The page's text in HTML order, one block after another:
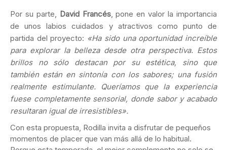
Por su parte, David Francés, pone en valor la importancia
de unos labios cuidados y atractivos como punto de
partida del proyecto: «Ha sido una oportunidad increíble
para explorar la belleza desde otra perspectiva. Estos
brillos no sólo destacan por su estética, sino que
también están en sintonía con los sabores; una fusión
realmente estimulante. Queríamos que la experiencia
fuese completamente sensorial, donde sabor y acabado
resultaran igual de irresistibles».
Con esta propuesta, Rodilla invita a disfrutar de pequeños
momentos de placer que van más allá de lo habitual.